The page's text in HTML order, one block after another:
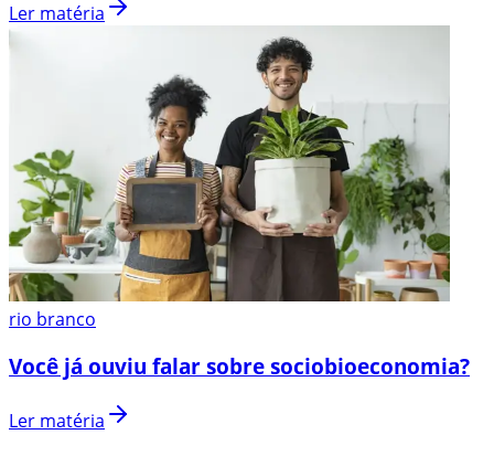
Ler matéria
rio branco
Você já ouviu falar sobre sociobioeconomia?
Ler matéria